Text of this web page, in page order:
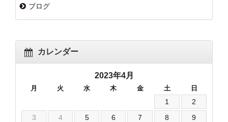
ブログ
カレンダー
2023年4月
月 火 水 木 金 土 日
1
2
3
4 5 6 7 8
9